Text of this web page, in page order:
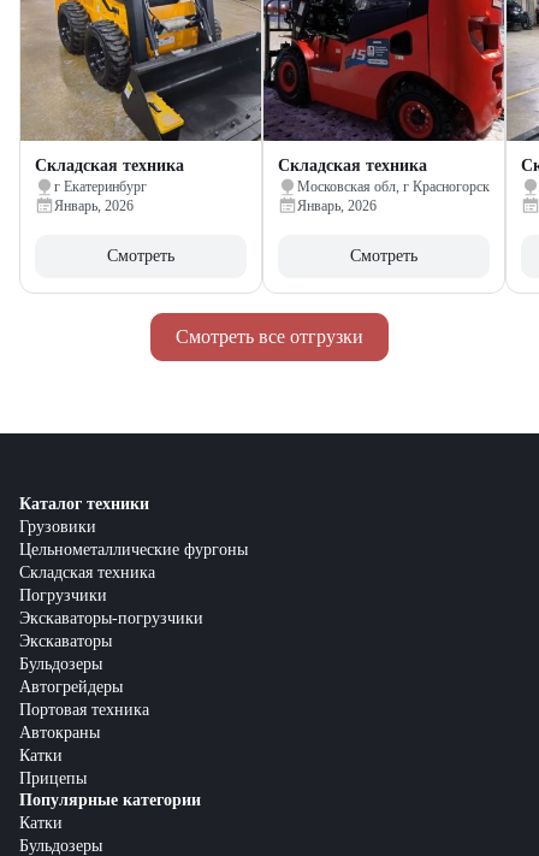
Смотреть все отгрузки
Складская техника
г Екатеринбург
Январь, 2026
Смотреть
Складская техника
Московская обл, г Красногорск
Январь, 2026
Смотреть
Каталог техники
Грузовики
Цельнометаллические фургоны
Складская техника
Погрузчики
Экскаваторы-погрузчики
Экскаваторы
Бульдозеры
Автогрейдеры
Портовая техника
Автокраны
Катки
Прицепы
Популярные категории
Катки
Бульдозеры